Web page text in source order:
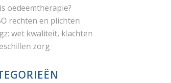
oedeemtherapie?
rechten en plichten
wet kwaliteit, klachten
zorg